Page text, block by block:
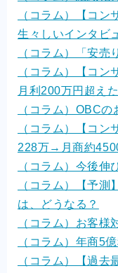
（コラム）【コ
生々しいインタビ
（コラム）「安
（コラム）【コン
月利200万円超え
（コラム）OBC
（コラム）【コ
228万→月商約
（コラム）今後伸
（コラム）【予
は、どうなる？
（コラム）お客様
（コラム）年商5
（コラム）【過